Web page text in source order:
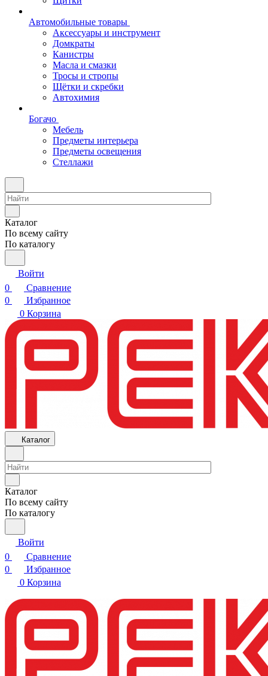
Автомобильные товары
Аксессуары и инструмент
Домкраты
Канистры
Масла и смазки
Тросы и стропы
Щётки и скребки
Автохимия
Богачо
Мебель
Предметы интерьера
Предметы освещения
Стеллажи
Каталог
По всему сайту
По каталогу
Войти
0
Сравнение
0
Избранное
0 Корзина
Каталог
Каталог
По всему сайту
По каталогу
Войти
0
Сравнение
0
Избранное
0 Корзина